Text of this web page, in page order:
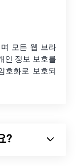
모든 웹 브라
인 정보 보호를
호화로 보호되
?